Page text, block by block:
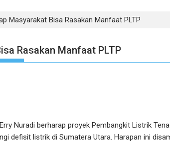
Masyarakat Bisa Rasakan Manfaat PLTP
Rasakan Manfaat PLTP
Nuradi berharap proyek Pembangkit Listrik
defisit listrik di Sumatera Utara. Harapan ini